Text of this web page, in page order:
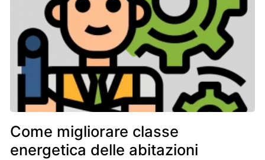
Come migliorare classe
energetica delle abitazioni